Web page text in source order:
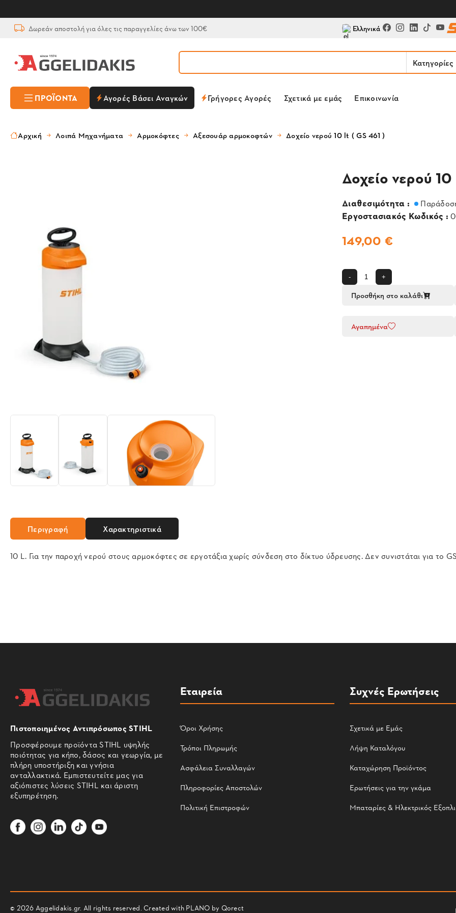
Δωρεάν αποστολή για όλες τις παραγγελίες άνω των 100€ Ελληνικά
Κατηγορίες
ΠΡΟΪΌΝΤΑ Αγορές Βάσει Αναγκών Γρήγορες Αγορές Σχετικά με εμάς Επικοινωνία
Αρχική Λοιπά Μηχανήματα Αρμοκόφτες Αξεσουάρ αρμοκοφτών Δοχείο νερού 10 lt ( GS 461 )
Δοχείο νερού
Διαθεσιμότητα :
Εργοστασιακός Κωδικός :
149,00 €
- +
Προσθήκη στο καλάθι
Αγαπημένα
Περιγραφή Χαρακτηριστικά
10 L. Για την παροχή νερού στους αρμοκόφτες σε εργοτάξια χωρίς σύνδεση στο δίκτυο ύδρευσης. Δεν συνιστάται για το
Πιστοποιημένος Αντιπρόσωπος STIHL
Προσφέρουμε προϊόντα STIHL υψηλής
ποιότητας για κήπο, δάσος και γεωργία, με
πλήρη υποστήριξη και γνήσια
ανταλλακτικά. Εμπιστευτείτε μας για
αξιόπιστες λύσεις STIHL και άριστη
εξυπηρέτηση.
Εταιρεία
Όροι Χρήσης
Τρόποι Πληρωμής
Ασφάλεια Συναλλαγών
Πληροφορίες Αποστολών
Πολιτική Επιστροφών
Συχνές Ερωτήσεις
Σχετικά με Εμάς
Λήψη Καταλόγου
Καταχώρηση Προϊόντος
Ερωτήσεις για την γκάμα
Μπαταρίες & Ηλεκτρικός
© 2026 Aggelidakis.gr. All rights reserved. Created with PLANO by Qorect